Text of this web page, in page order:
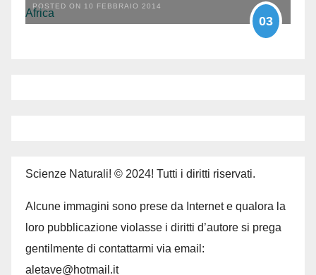
POSTED ON 10 FEBBRAIO 2014
03
Scienze Naturali! © 2024! Tutti i diritti riservati.
Alcune immagini sono prese da Internet e qualora la
loro pubblicazione violasse i diritti d’autore si prega
gentilmente di contattarmi via email:
aletave@hotmail.it